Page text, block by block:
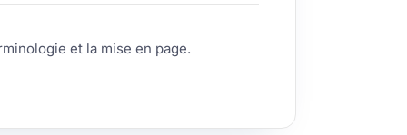
et la mise en page.